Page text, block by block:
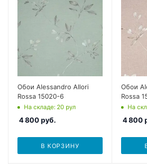
Обои Alessandro Allori
Rossa 15020-6
На складе: 20 рул
4 800 руб.
В КОРЗИНУ
Обои
Rossa
На
4 800